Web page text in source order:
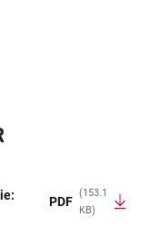
PDF
(153.1
KB)